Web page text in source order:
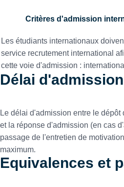
Critères d'admission
Les étudiants internationaux
service recrutement international
cette voie d'admission :
Délai d'admission
Le délai d'admission entre le dépôt
et la réponse d'admission (en cas
passage de l'entretien de
maximum.
Equivalences et